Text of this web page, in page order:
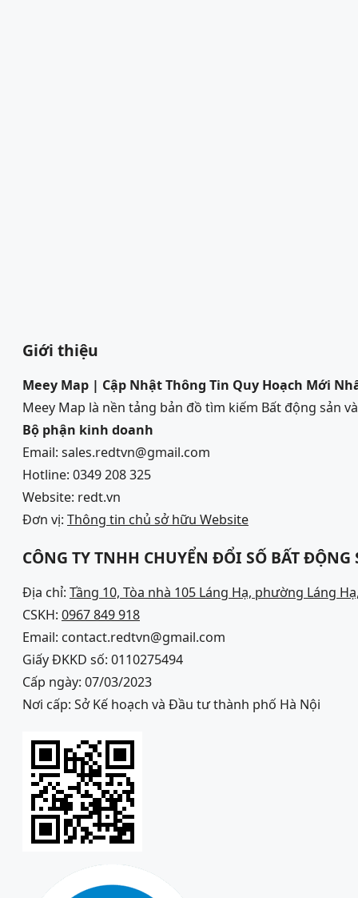
Giới thiệu
Meey Map | Cập Nhật Thông Tin Quy Hoạch Mới
Meey Map là nền tảng bản đồ tìm kiếm Bất động sản
Bộ phận kinh doanh
Email: sales.redtvn@gmail.com
Hotline: 0349 208 325
Website: redt.vn
Đơn vị: Thông tin chủ sở hữu Website
CÔNG TY TNHH CHUYỂN ĐỔI SỐ BẤT ĐỘNG
Địa chỉ: Tầng 10, Tòa nhà 105 Láng Hạ, phường Láng
CSKH: 0967 849 918
Email: contact.redtvn@gmail.com
Giấy ĐKKD số: 0110275494
Cấp ngày: 07/03/2023
Nơi cấp: Sở Kế hoạch và Đầu tư thành phố Hà Nội